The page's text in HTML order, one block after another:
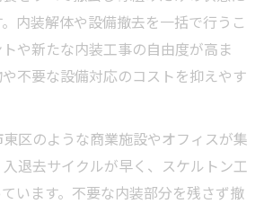
の品質とスケルトン工事の違い
ン工事でトラブル回避するコツ
握ならスケルトン工事が鍵
トン工事で変わる内装費用の目安
内装解体や設備撤去を一括で行うこ
や新たな内装工事の自由度が高ま
不要な設備対応のコストを抑えやす
区のような商業施設やオフィスが集
退去サイクルが早く、スケルトン工
います。不要な内装部分を残さず撤